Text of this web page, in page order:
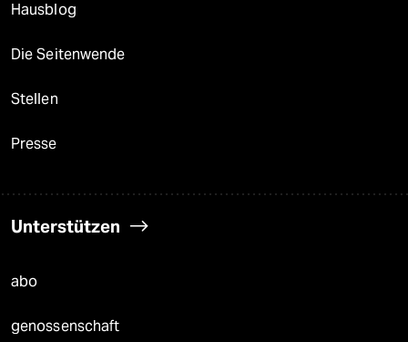
Hausblog
Die Seitenwende
Stellen
Presse
Unterstützen
abo
genossenschaft